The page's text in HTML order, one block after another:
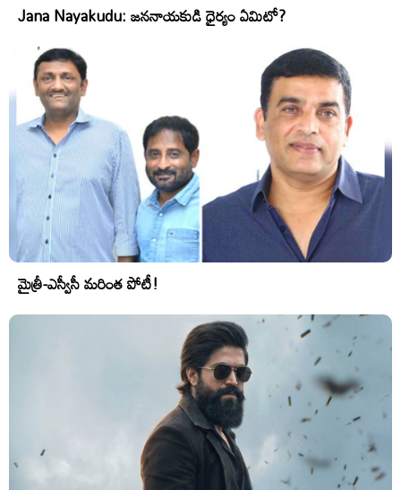
Jana Nayakudu: జననాయకుడి ధైర్యం ఏమిటో?
మైత్రీ-ఎస్వీసీ మరింత పోటీ!